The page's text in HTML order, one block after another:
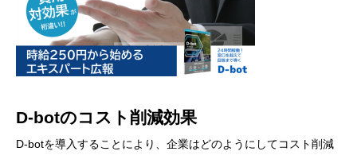
D-botのコスト削減効果
D-botを導入することにより、企業はどのようにしてコスト削減